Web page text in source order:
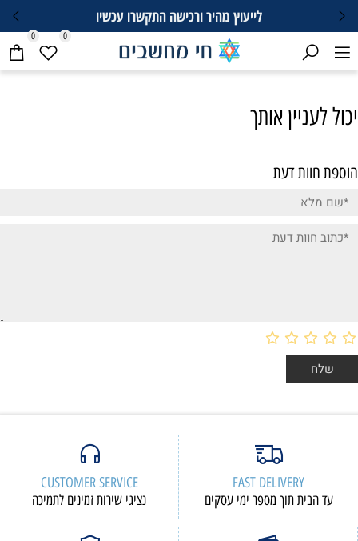
לייעוץ מהיר ורכישה התקשרו עכשיו
0 0
יכול לעניין אותך
הוספת חוות דעת
FAST DELIVERY
עד הבית תוך מספר ימי עסקים
CUSTOMER SERVICE
נציגי שירות זמינים לתמיכה